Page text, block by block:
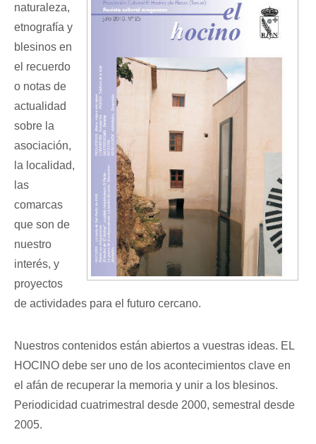
naturaleza,
etnografía y
blesinos en
el recuerdo
o notas de
actualidad
sobre la
asociación,
la localidad,
las
comarcas
que son de
nuestro
interés, y
proyectos
de actividades para el futuro cercano.
Nuestros contenidos están abiertos a vuestras ideas. EL
HOCINO debe ser uno de los acontecimientos clave en
el afán de recuperar la memoria y unir a los blesinos.
Periodicidad cuatrimestral desde 2000, semestral desde
2005.